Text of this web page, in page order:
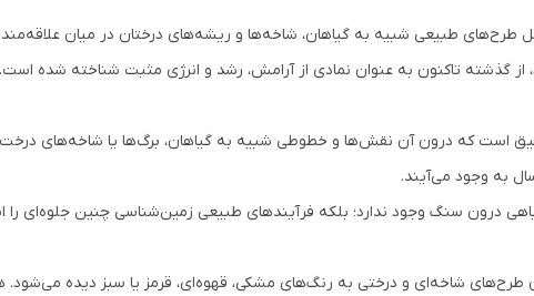
طبیعی شبیه به گیاهان، شاخه‌ها و ریشه‌های درختان در میان
از گذشته تاکنون به عنوان نمادی از آرامش، رشد و انرژی مثبت شناخته شده است.
عقیق است که درون آن نقش‌ها و خطوطی شبیه به گیاهان، برگ‌ها یا شاخه‌های
به وجود می‌آیند.
درون سنگ وجود ندارد؛ بلکه فرآیندهای طبیعی زمین‌شناسی چنین جلوه‌ای را
شاخه‌ای و درختی به رنگ‌های مشکی، قهوه‌ای، قرمز یا سبز دیده می‌شود.